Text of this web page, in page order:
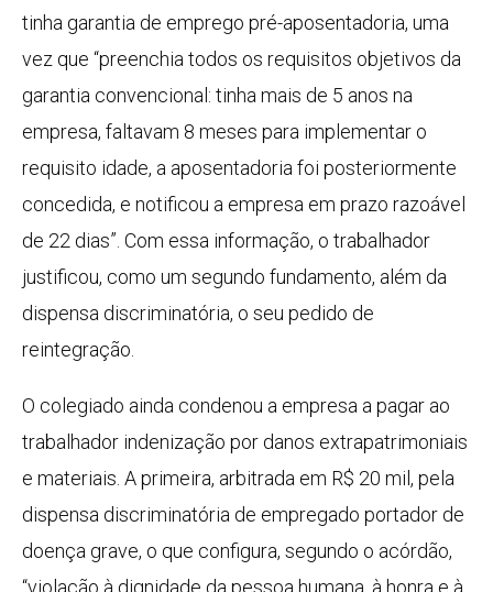
tinha garantia de emprego pré-aposentadoria, uma
vez que “preenchia todos os requisitos objetivos da
garantia convencional: tinha mais de 5 anos na
empresa, faltavam 8 meses para implementar o
requisito idade, a aposentadoria foi posteriormente
concedida, e notificou a empresa em prazo razoável
de 22 dias”. Com essa informação, o trabalhador
justificou, como um segundo fundamento, além da
dispensa discriminatória, o seu pedido de
reintegração.
O colegiado ainda condenou a empresa a pagar ao
trabalhador indenização por danos extrapatrimoniais
e materiais. A primeira, arbitrada em R$ 20 mil, pela
dispensa discriminatória de empregado portador de
doença grave, o que configura, segundo o acórdão,
“violação à dignidade da pessoa humana, à honra e à